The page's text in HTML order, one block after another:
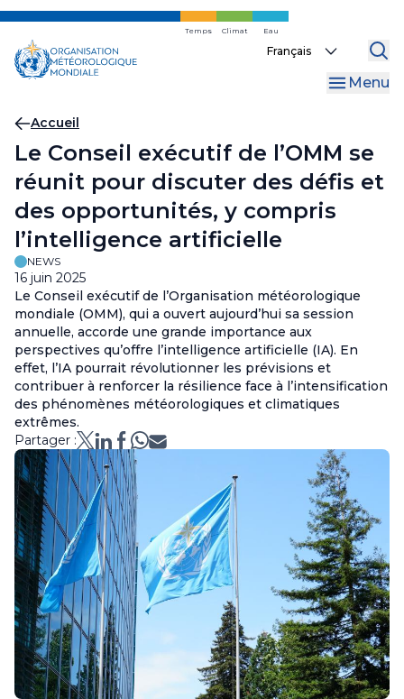
Skip
main
content
Temps Climat Eau
Select
Menu
Fil
d'Ariane
Accueil
Le Conseil exécutif de l’OMM se
réunit pour discuter des défis et
des opportunités, y compris
l’intelligence artificielle
NEWS
16 juin 2025
Le Conseil exécutif de l’Organisation météorologique
mondiale (OMM), qui a ouvert aujourd’hui sa session
annuelle, accorde une grande importance aux
perspectives qu’offre l’intelligence artificielle (IA). En
effet, l’IA pourrait révolutionner les prévisions et
contribuer à renforcer la résilience face à l’intensification
des phénomènes météorologiques et climatiques
extrêmes.
Partager :